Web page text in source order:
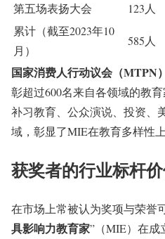
第五场表扬大会 123人
累计（截至2023年10
月）
585人
国家消费人行动议会（MTPN）
彰超过600名来自各领域的教育
补习教育、公众演说、投资、
域，彰显了MIE在教育多样性
获奖者的行业标杆
在市场上常被认为奖项与荣誉
具影响力教育家”（MIE）在成